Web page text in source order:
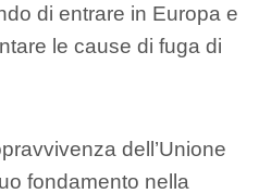
di entrare in Europa e
le cause di fuga di
dell’Unione
fondamento nella